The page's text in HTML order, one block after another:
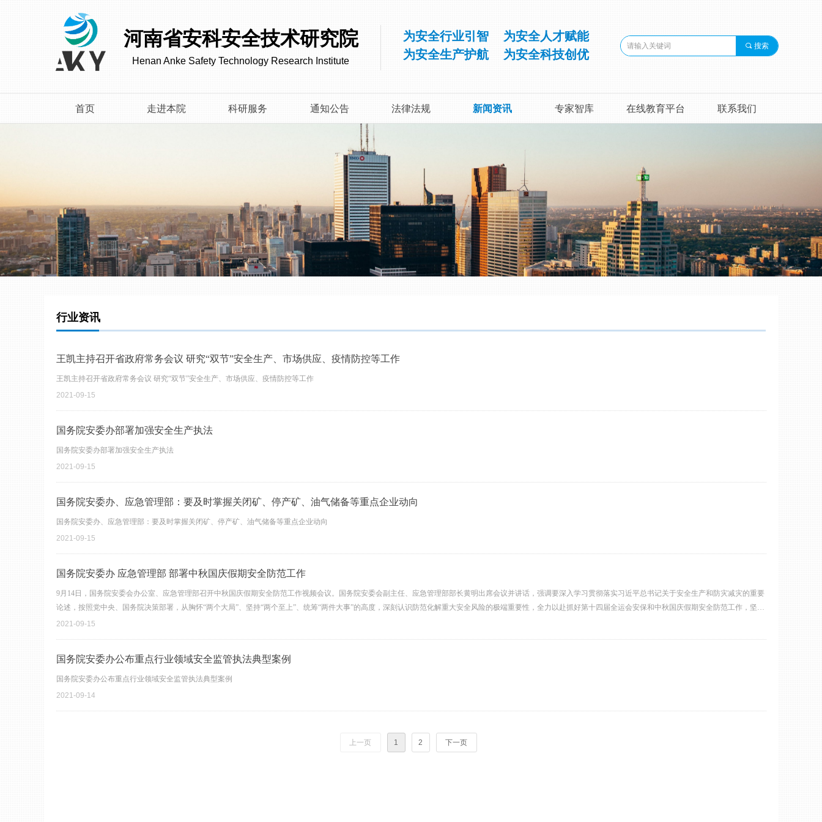
河南省安科安全技术研究院
Henan Anke Safety Technology Research Institute
为安全行业引智 为安全人才赋能
为安全生产护航 为安全科技创优
끠 搜索
首页 走进本院 科研服务 通知公告 法律法规 新闻资讯 专家智库 在线教育平台 联系我们
王凯主持召开省政府常务会议 研究“双节”安全生产、市场供应、疫情防控等工作
王凯主持召开省政府常务会议 研究“双节”安全生产、市场供应、疫情防控等工作
2021-09-15
国务院安委办部署加强安全生产执法
国务院安委办部署加强安全生产执法
2021-09-15
国务院安委办、应急管理部：要及时掌握关闭矿、停产矿、油气储备等重点企业动向
国务院安委办、应急管理部：要及时掌握关闭矿、停产矿、油气储备等重点企业动向
2021-09-15
国务院安委办 应急管理部 部署中秋国庆假期安全防范工作
9月14日，国务院安委会办公室、应急管理部召开中秋国庆假期安全防范工作视频会议。国务院安委会副主任、应急管理部部长黄明出席会议并讲话，强调要深入学习贯彻落实习近平总书记关于安全生产和防灾减灾的重要
论述，按照党中央、国务院决策部署，从胸怀“两个大局”、坚持“两个至上”、统筹“两件大事”的高度，深刻认识防范化解重大安全风险的极端重要性，全力以赴抓好第十四届全运会安保和中秋国庆假期安全防范工作，坚决
遏制重特大事故，切实维护人民生命财产安全和社会稳定。
2021-09-15
国务院安委办公布重点行业领域安全监管执法典型案例
国务院安委办公布重点行业领域安全监管执法典型案例
2021-09-14
上一页 1 2 下一页
行业资讯